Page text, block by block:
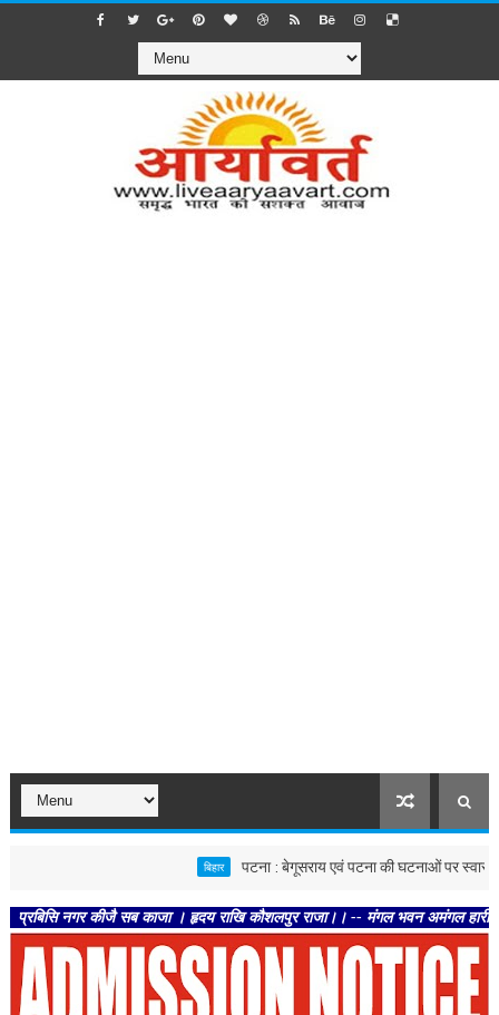
पटना : बेगूसराय एवं पटना की घटनाओं पर स्वास्थ्य विभाग
नगर कीजै सब काजा । हृदय राखि कौशलपुर राजा।। -- मंगल भवन अमंगल हारी। द्रवहु